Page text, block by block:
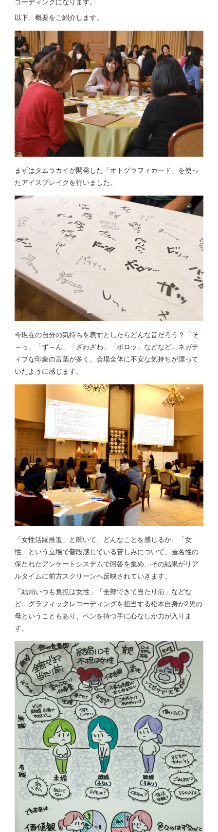
以下、概要をご紹介します。
まずはタムラカイが開発した「オトグラフィカード」を使っ
たアイスブレイクを行いました。
今現在の自分の気持ちを表すとしたらどんな音だろう？「そ
～っ」「ず～ん」「ざわざわ」「ボロッ」などなど…ネガテ
ィブな印象の言葉が多く、会場全体に不安な気持ちが漂って
いたように感じます。
「女性活躍推進」と聞いて、どんなことを感じるか、「女
性」という立場で普段感じている苦しみについて、匿名性の
保たれたアンケートシステムで回答を集め、その結果がリア
ルタイムに前方スクリーンへ反映されていきます。
「結局いつも負担は女性」「全部できて当たり前」などな
ど…グラフィックレコーディングを担当する松本自身が2児の
母ということもあり、ペンを持つ手に心なしか力が入りま
す。